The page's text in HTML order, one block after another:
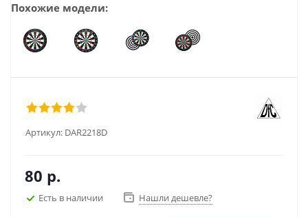
Похожие модели:
Артикул: DAR2218D
80 р.
Есть в наличии Нашли дешевле?